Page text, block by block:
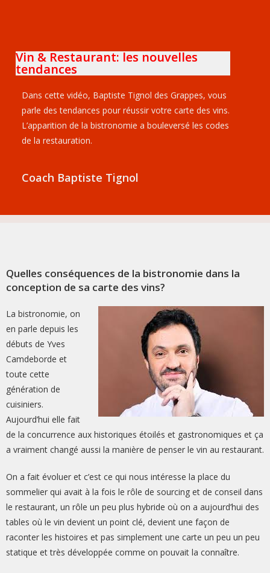
Vin & Restaurant: les nouvelles
tendances
Dans cette vidéo, Baptiste Tignol des Grappes, vous
parle des tendances pour réussir votre carte des vins.
L’apparition de la bistronomie a bouleversé les codes
de la restauration.
Coach Baptiste Tignol
Quelles conséquences de la bistronomie dans la
conception de sa carte des vins?
La bistronomie, on
en parle depuis les
débuts de Yves
Camdeborde et
toute cette
génération de
cuisiniers.
Aujourd’hui elle fait
de la concurrence aux historiques étoilés et gastronomiques et ça
a vraiment changé aussi la manière de penser le vin au restaurant.
On a fait évoluer et c’est ce qui nous intéresse la place du
sommelier qui avait à la fois le rôle de sourcing et de conseil dans
le restaurant, un rôle un peu plus hybride où on a aujourd’hui des
tables où le vin devient un point clé, devient une façon de
raconter les histoires et pas simplement une carte un peu un peu
statique et très développée comme on pouvait la connaître.